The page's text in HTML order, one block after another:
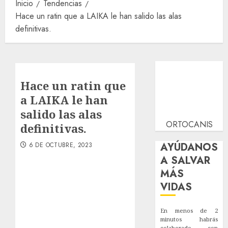
Inicio
Tendencias
Hace un ratin que a LAIKA le han salido las alas
definitivas.
Hace un ratin que
a LAIKA le han
salido las alas
definitivas.
6 DE OCTUBRE, 2023
ORTOCANIS
AYÚDANOS
A SALVAR
MÁS
VIDAS
En menos de 2
minutos habrás